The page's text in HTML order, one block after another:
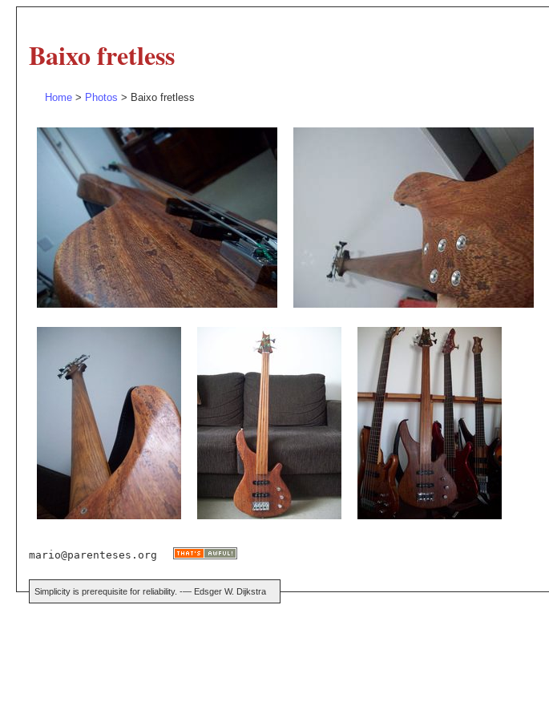
Baixo fretless
Home > Photos > Baixo fretless
mario@parenteses.org
Simplicity is prerequisite for reliability. -— Edsger W. Dijkstra